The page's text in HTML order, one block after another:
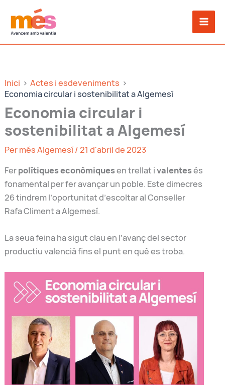
contingut
Inici
Actes i esdeveniments
Economia circular i sostenibilitat a Algemesí
Economia circular i
sostenibilitat a Algemesí
Permés Algemesí/21 d'abril de 2023
Ferpolítiques econòmiquesen trellat ivalentesés
fonamental per fer avançar un poble. Este dimecres
26 tindrem l’oportunitat d’escoltar al Conseller
Rafa Climent a Algemesí.
La seua feina ha sigut clau en l’avanç del sector
productiu valencià fins el punt en què es troba.